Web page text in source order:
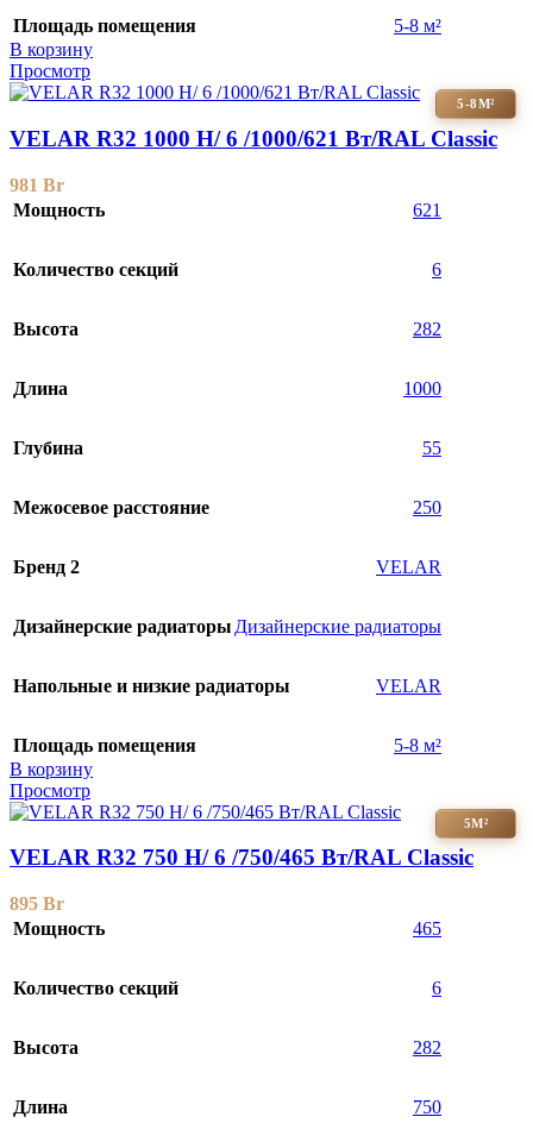
Площадь помещения
5-8 м²
В корзину
Просмотр
5-8М²
VELAR R32 1000 H/ 6 /1000/621 Вт/RAL Classic
981 Br
Мощность
621
Количество секций 6
Высота 282
Длина 1000
Глубина 55
Межосевое расстояние 250
Бренд 2 VELAR
Дизайнерские радиаторы Дизайнерские радиаторы
Напольные и низкие радиаторы VELAR
Площадь помещения
5-8 м²
В корзину
Просмотр
5М²
VELAR R32 750 H/ 6 /750/465 Вт/RAL Classic
895 Br
Мощность
465
Количество секций 6
Высота 282
Длина 750